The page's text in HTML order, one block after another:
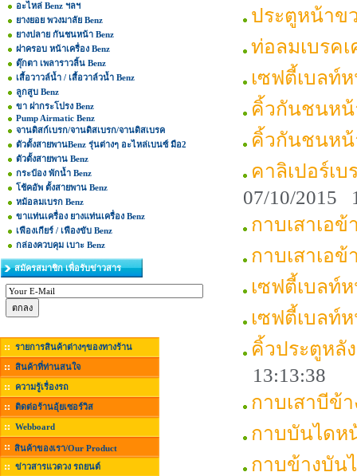
อะไหล่ Benz ฯลฯ
ยางยอย พวงมาลัย Benz
ยางปลาย กันชนหน้า Benz
ฝาครอบ หน้าเครื่อง Benz
ตุ๊กตา เพลาราวลิ้น Benz
เสื้อวาวล์น้ำ / เสื้อวาล์วน้ำ Benz
ลูกสูบ Benz
ขา ฝากระโปรง Benz
Pump Airmatic Benz
จานดิสก์เบรก/จานดิสเบรก/จานดิสเบรค
ตัวตั้งสายพานBenz รุ่นต่างๆ อะไหล่เบนซ์ มือ2
ตัวตั้งสายพาน Benz
กระป๋อง พักน้ำ Benz
โช้คอัพ ตั้งสายพาน Benz
หม้อลมเบรก Benz
ขาแท่นเครื่อง ยางแท่นเครื่อง Benz
เฟืองเกียร์ / เฟืองขับ Benz
กล่องควบคุม เบาะ Benz
สมัครสมาชิก เพื่อรับข่าวสาร
รายการสินค้าต่างๆของทางร้าน
สินค้าที่ท่านสนใจ
ความรู้เรื่องรถ
ติดต่อร้านอุ้ยเซอร์วิส
Webboard
สินค้าของเรา/Our Product
ข่าวสารแวดวง รถยนต์
ประตูหน้าข
ท่อลมเบรคเ
เซฟตี้เบลท์
คิ้วกันชนหน้
คิ้วกันชนหน้
คาลิเปอร์เ
07/10/2015
กาบเสาเอข้
กาบเสาเอข้
เซฟตี้เบลท์
เซฟตี้เบลท์
คิ้วประตูหลั
13:13:38
กาบเสาบีข้
กาบบันไดห
กาบข้างบัน